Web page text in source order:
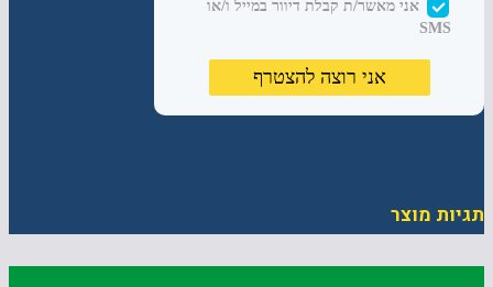
תגיות מוצר